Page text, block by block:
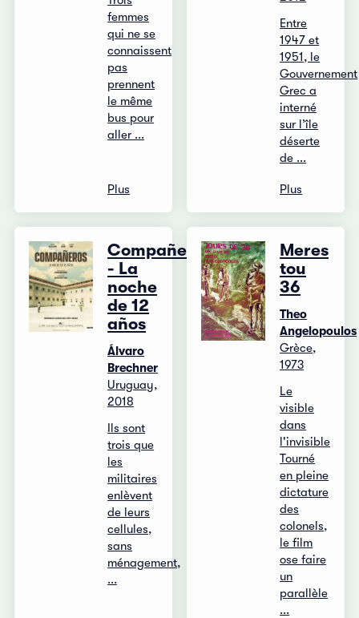
femmes
qui ne se
connaissent
pas
prennent
le même
bus pour
aller ...
Plus
Entre
1947 et
1951, le
Gouvernement
Grec a
interné
sur l’île
déserte
de ...
Plus
Compañeros
- La
noche
de 12
años
Álvaro
Brechner
Uruguay,
2018
Ils sont
trois que
les
militaires
enlèvent
de leurs
cellules,
sans
ménagement,
...
Meres
tou
36
Theo
Angelopoulos
Grèce,
1973
Le
visible
dans
l'invisible
Tourné
en pleine
dictature
des
colonels,
le film
ose faire
un
parallèle
...